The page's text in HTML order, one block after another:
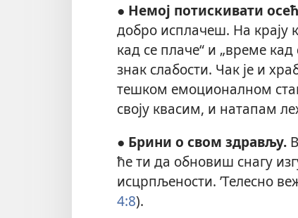
● Немој потискивати
добро исплачеш. На крају
кад се плаче“ и „време кад
знак слабости. Чак је и
тешком емоционалном
своју квасим, и натапам
● Брини о свом здрављу.
ће ти да обновиш снагу
исцрпљености. ’Телесно
4:8).